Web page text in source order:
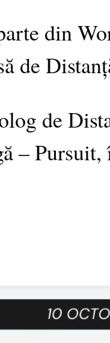
din
de
de
–